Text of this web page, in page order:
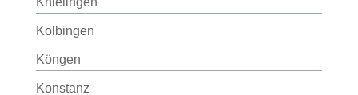
Kolbingen
Köngen
Konstanz